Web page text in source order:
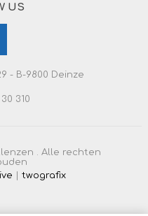
US
- B-9800 Deinze
310
. Alle rechten
twografix